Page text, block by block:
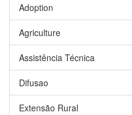
Adoption
Agriculture
Assistência Técnica
Difusao
Extensão Rural